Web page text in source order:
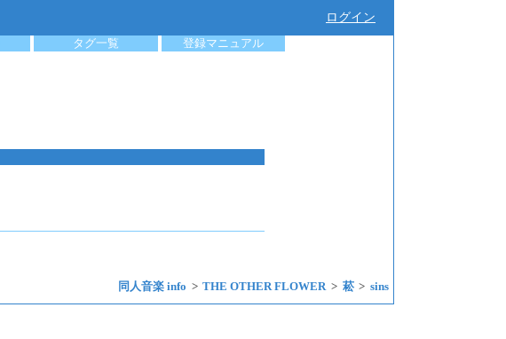
ログイン
タグ一覧 登録マニュアル
同人音楽 info THE OTHER FLOWER 菘 sins